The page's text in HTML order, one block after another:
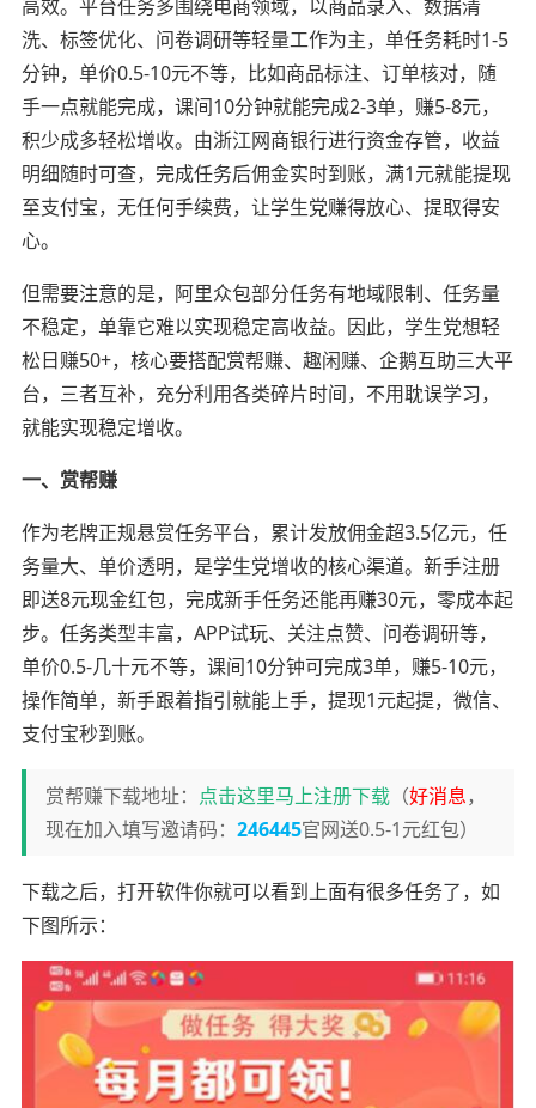
高效。平台任务多围绕电商领域，以商品录入、数据清
洗、标签优化、问卷调研等轻量工作为主，单任务耗时1-5
分钟，单价0.5-10元不等，比如商品标注、订单核对，随
手一点就能完成，课间10分钟就能完成2-3单，赚5-8元，
积少成多轻松增收。由浙江网商银行进行资金存管，收益
明细随时可查，完成任务后佣金实时到账，满1元就能提现
至支付宝，无任何手续费，让学生党赚得放心、提取得安
心。
但需要注意的是，阿里众包部分任务有地域限制、任务量
不稳定，单靠它难以实现稳定高收益。因此，学生党想轻
松日赚50+，核心要搭配赏帮赚、趣闲赚、企鹅互助三大平
台，三者互补，充分利用各类碎片时间，不用耽误学习，
就能实现稳定增收。
一、赏帮赚
作为老牌正规悬赏任务平台，累计发放佣金超3.5亿元，任
务量大、单价透明，是学生党增收的核心渠道。新手注册
即送8元现金红包，完成新手任务还能再赚30元，零成本起
步。任务类型丰富，APP试玩、关注点赞、问卷调研等，
单价0.5-几十元不等，课间10分钟可完成3单，赚5-10元，
操作简单，新手跟着指引就能上手，提现1元起提，微信、
支付宝秒到账。
赏帮赚下载地址： 点击这里马上注册下载（好消息，
现在加入填写邀请码： 246445官网送0.5-1元红包）
下载之后，打开软件你就可以看到上面有很多任务了，如
下图所示：